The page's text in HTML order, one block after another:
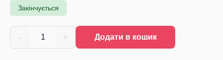
Закінчується
- 1 + Додати в кошик